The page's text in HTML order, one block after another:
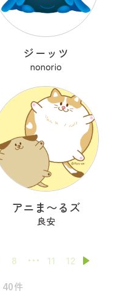
ジーッツ
nonorio
アニま〜るズ
良安
8 11 12
件